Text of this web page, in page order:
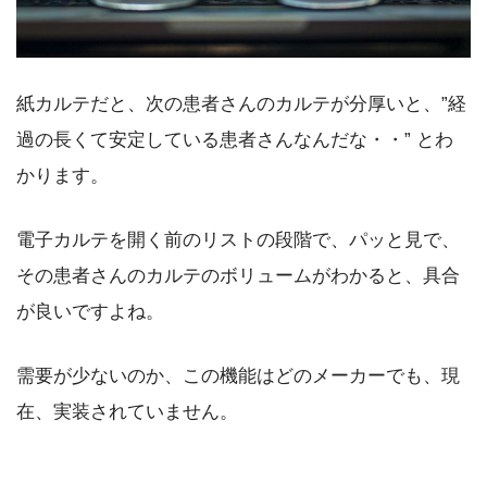
紙カルテだと、次の患者さんのカルテが分厚いと、”経
過の長くて安定している患者さんなんだな・・” とわ
かります。
電子カルテを開く前のリストの段階で、パッと見で、
その患者さんのカルテのボリュームがわかると、具合
が良いですよね。
需要が少ないのか、この機能はどのメーカーでも、現
在、実装されていません。